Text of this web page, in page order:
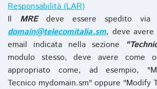
Responsabilità (LAR)
Il MREdeve essere spedito via
domain@telecomitalia.sm, deve
email indicata nella sezione
modulo stesso, deve avere come
appropriato come, ad esempio,
Tecnico mydomain.sm" oppure "Modify